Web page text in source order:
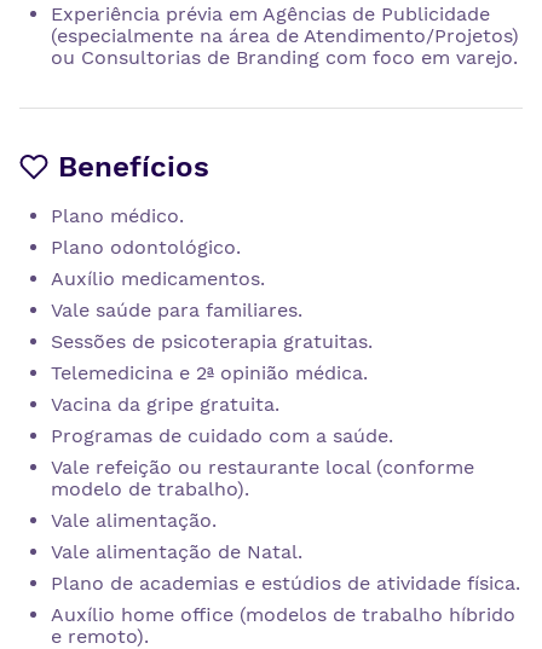
Experiência prévia em Agências de Publicidade
(especialmente na área de Atendimento/Projetos)
ou Consultorias de Branding com foco em varejo.
Benefícios
Plano médico.
Plano odontológico.
Auxílio medicamentos.
Vale saúde para familiares.
Sessões de psicoterapia gratuitas.
Telemedicina e 2ª opinião médica.
Vacina da gripe gratuita.
Programas de cuidado com a saúde.
Vale refeição ou restaurante local (conforme
modelo de trabalho).
Vale alimentação.
Vale alimentação de Natal.
Plano de academias e estúdios de atividade física.
Auxílio home office (modelos de trabalho híbrido
e remoto).